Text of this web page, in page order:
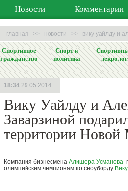
Новости Комментарии
главная >> новости >> вику уайлду и
Спортивное
гражданство
Спорт и
политика
некролог
Вику Уайлду и
Заварзиной
территории
18:34 29.05.2014
Компания бизнесмена Алишера Усманова
олимпийским чемпионам по сноуборду